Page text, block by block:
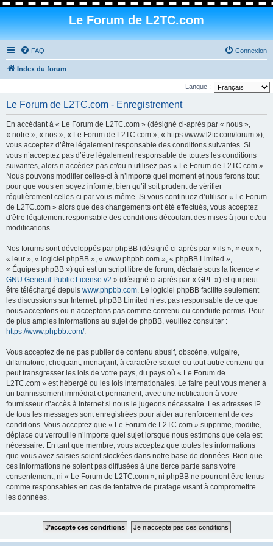
Le Forum de L2TC.com
FAQ Connexion
Index du forum
Langue :
Le Forum de L2TC.com - Enregistrement
En accédant à « Le Forum de L2TC.com » (désigné ci-après par « nous »,
« notre », « nos », « Le Forum de L2TC.com », « https://www.l2tc.com/forum »),
vous acceptez d’être légalement responsable des conditions suivantes. Si
vous n’acceptez pas d’être légalement responsable de toutes les conditions
suivantes, alors n’accédez pas et/ou n’utilisez pas « Le Forum de L2TC.com ».
Nous pouvons modifier celles-ci à n’importe quel moment et nous ferons tout
pour que vous en soyez informé, bien qu’il soit prudent de vérifier
régulièrement celles-ci par vous-même. Si vous continuez d’utiliser « Le Forum
de L2TC.com » alors que des changements ont été effectués, vous acceptez
d’être légalement responsable des conditions découlant des mises à jour et/ou
modifications.
Nos forums sont développés par phpBB (désigné ci-après par « ils », « eux »,
« leur », « logiciel phpBB », « www.phpbb.com », « phpBB Limited »,
« Équipes phpBB ») qui est un script libre de forum, déclaré sous la licence «
GNU General Public License v2 » (désigné ci-après par « GPL ») et qui peut
être téléchargé depuis www.phpbb.com. Le logiciel phpBB facilite seulement
les discussions sur Internet. phpBB Limited n’est pas responsable de ce que
nous acceptons ou n’acceptons pas comme contenu ou conduite permis. Pour
de plus amples informations au sujet de phpBB, veuillez consulter :
https://www.phpbb.com/.
Vous acceptez de ne pas publier de contenu abusif, obscène, vulgaire,
diffamatoire, choquant, menaçant, à caractère sexuel ou tout autre contenu qui
peut transgresser les lois de votre pays, du pays où « Le Forum de
L2TC.com » est hébergé ou les lois internationales. Le faire peut vous mener à
un bannissement immédiat et permanent, avec une notification à votre
fournisseur d’accès à Internet si nous le jugeons nécessaire. Les adresses IP
de tous les messages sont enregistrées pour aider au renforcement de ces
conditions. Vous acceptez que « Le Forum de L2TC.com » supprime, modifie,
déplace ou verrouille n’importe quel sujet lorsque nous estimons que cela est
nécessaire. En tant que membre, vous acceptez que toutes les informations
que vous avez saisies soient stockées dans notre base de données. Bien que
ces informations ne soient pas diffusées à une tierce partie sans votre
consentement, ni « Le Forum de L2TC.com », ni phpBB ne pourront être tenus
comme responsables en cas de tentative de piratage visant à compromettre
les données.